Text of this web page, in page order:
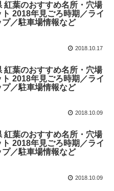
紅葉のおすすめ名所・穴場
ト 2018年見ごろ時期／ライ
プ／駐車場情報など
2018.10.17
紅葉のおすすめ名所・穴場
ト 2018年見ごろ時期／ライ
プ／駐車場情報など
2018.10.09
紅葉のおすすめ名所・穴場
ト 2018年見ごろ時期／ライ
プ／駐車場情報など
2018.10.09